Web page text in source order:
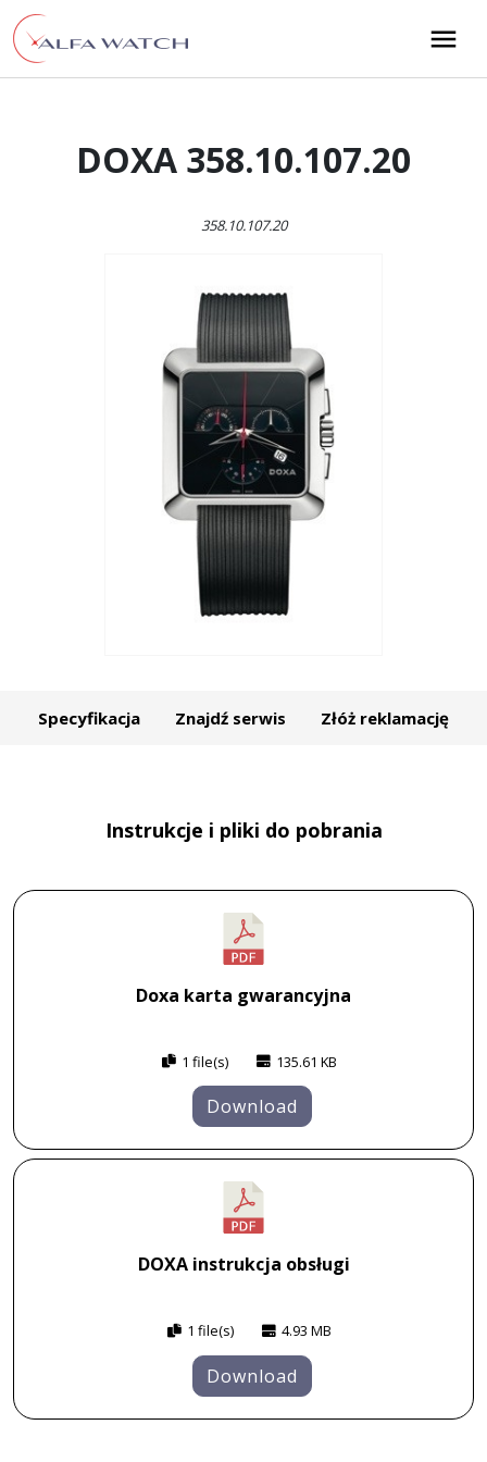
Przejdź do treści
Main Navigation
DOXA 358.10.107.20
358.10.107.20
Specyfikacja Znajdź serwis Złóż reklamację
Instrukcje i pliki do pobrania
Doxa karta gwarancyjna
1 file(s) 135.61 KB
Download
DOXA instrukcja obsługi
1 file(s) 4.93 MB
Download